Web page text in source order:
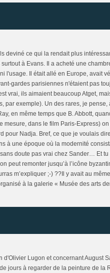
deviné ce qui la rendait plus
à Evans. Il a acheté une
l'usage. Il était allé en Europe, avait
gardes parisiennes n'étaient pas
vrai, ils aimaient beaucoup Atget,
par exemple). Un des rares, je
en même temps que B. Abbott,
dans le film Paris-Express) on
pour Nadja. Bref, ce que je voulais
à une époque où la modernité
doute pas vrai chez Sander… Et
peut remonter jusqu’à l’icône
m’expliquer ;-) ??Il y avait au
à la galerie « Musée des arts
Lugon et concernant August
jours à regarder de la peinture de la